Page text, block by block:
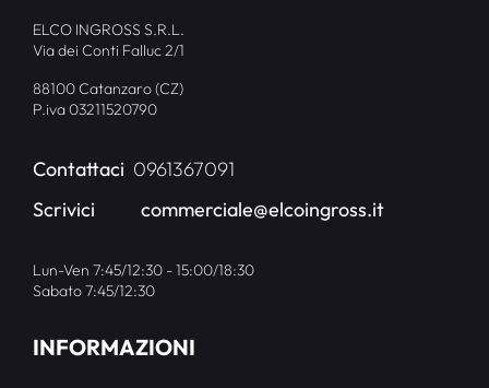
ELCO INGROSS S.R.L.
Via dei Conti Falluc 2/1
88100 Catanzaro (CZ)
P.iva 03211520790
Contattaci 0961367091
Scrivici
commerciale@elcoingross.it
Lun-Ven 7:45/12:30 - 15:00/18:30
Sabato 7:45/12:30
INFORMAZIONI